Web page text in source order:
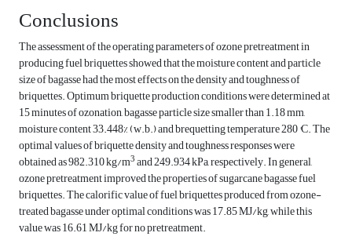
Conclusions
The assessment of the operating parameters of ozone pretreatment in
producing fuel briquettes showed that the moisture content and particle
size of bagasse had the most effects on the density and toughness of
briquettes. Optimum briquette production conditions were determined at
15 minutes of ozonation, bagasse particle size smaller than 1.18 mm,
moisture content 33.448% (w.b.) and brequetting temperature 280 °C. The
optimal values of briquette density and toughness responses were
obtained as 982.310 kg/m3and 249.934 kPa, respectively. In general,
ozone pretreatment improved the properties of sugarcane bagasse fuel
briquettes. The calorific value of fuel briquettes produced from ozone-
treated bagasse under optimal conditions was 17.85 MJ/kg, while this
value was 16.61 MJ/kg for no pretreatment.